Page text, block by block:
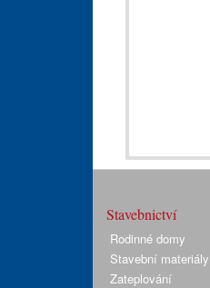
Stavebnictví
Rodinné domy
Stavební materiály
Zateplování